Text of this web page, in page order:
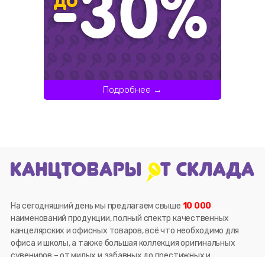
Подробнее →
На сегодняшний день мы предлагаем свыше 10 000
наименований продукции, полный спектр качественных
канцелярских и офисных товаров, всё что необходимо для
офиса и школы, а также большая коллекция оригинальных